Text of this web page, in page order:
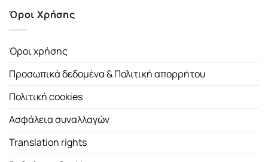
Όροι Χρήσης
Όροι χρήσης
Προσωπικά δεδομένα & Πολιτική απορρήτου
Πολιτική cookies
Ασφάλεια συναλλαγών
Translation rights